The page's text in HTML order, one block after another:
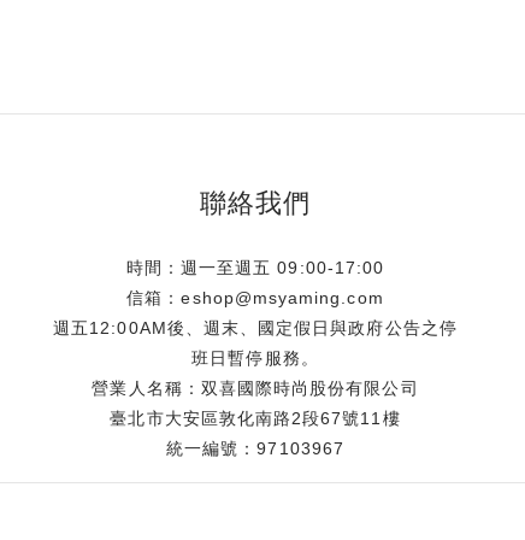
聯絡我們
時間：週一至週五 09:00-17:00
信箱：eshop@msyaming.com
週五12:00AM後、週末、國定假日與政府公告之停
班日暫停服務。
營業人名稱：双喜國際時尚股份有限公司
臺北市大安區敦化南路2段67號11樓
統一編號：97103967